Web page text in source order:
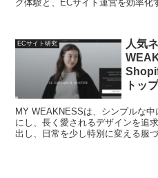
グ体験と、ECサイト運営を効率化
ECサイト研究
人気
トッ
MY WEAKNESSは、シンプルな
にし、長く愛されるデザインを追
出し、日常を少し特別に変える服